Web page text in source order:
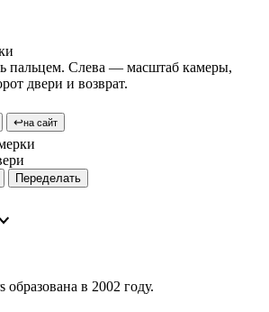
пальцем. Слева — масштаб камеры,
двери и возврат.
↩на сайт
Переделать
в 2002 году.